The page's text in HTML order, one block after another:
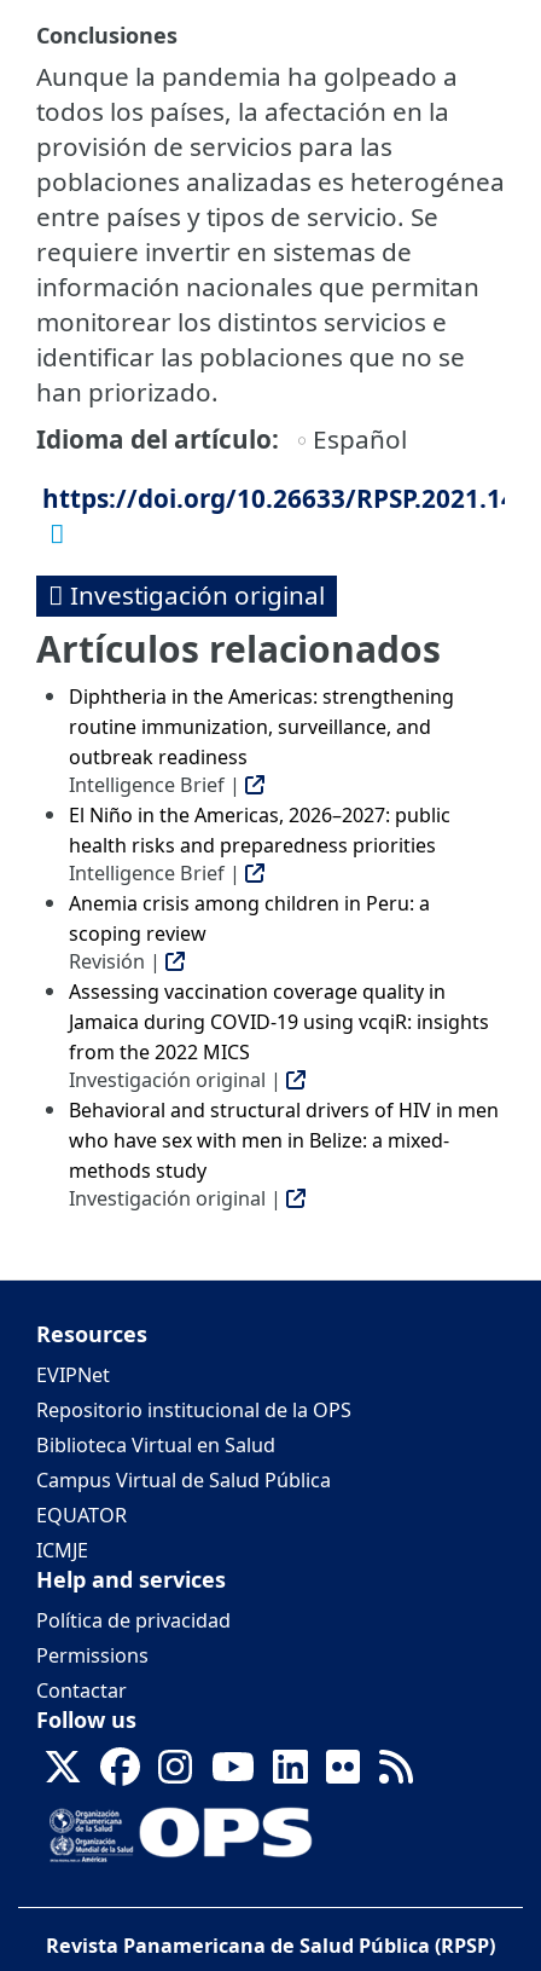
Conclusiones
Aunque la pandemia ha golpeado a
todos los países, la afectación en la
provisión de servicios para las
poblaciones analizadas es heterogénea
entre países y tipos de servicio. Se
requiere invertir en sistemas de
información nacionales que permitan
monitorear los distintos servicios e
identificar las poblaciones que no se
han priorizado.
Idioma del artículo
Español
https://doi.org/10.26633/RPSP.2021.140
Investigación original
Artículos relacionados
Diphtheria in the Americas: strengthening
routine immunization, surveillance, and
outbreak readiness
Intelligence Brief |
El Niño in the Americas, 2026–2027: public
health risks and preparedness priorities
Intelligence Brief |
Anemia crisis among children in Peru: a
scoping review
Revisión |
Assessing vaccination coverage quality in
Jamaica during COVID-19 using vcqiR: insights
from the 2022 MICS
Investigación original |
Behavioral and structural drivers of HIV in men
who have sex with men in Belize: a mixed-
methods study
Investigación original |
Resources
EVIPNet
Repositorio institucional de la OPS
Biblioteca Virtual en Salud
Campus Virtual de Salud Pública
EQUATOR
ICMJE
Help and services
Política de privacidad
Permissions
Contactar
Follow us
Revista Panamericana de Salud Pública (RPSP)